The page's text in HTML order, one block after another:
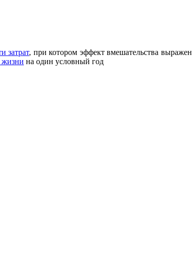
затрат, при котором эффект вмешательства
жизни на один условный год